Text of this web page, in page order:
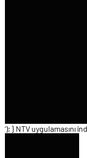
‘); } NTV uygulamasını